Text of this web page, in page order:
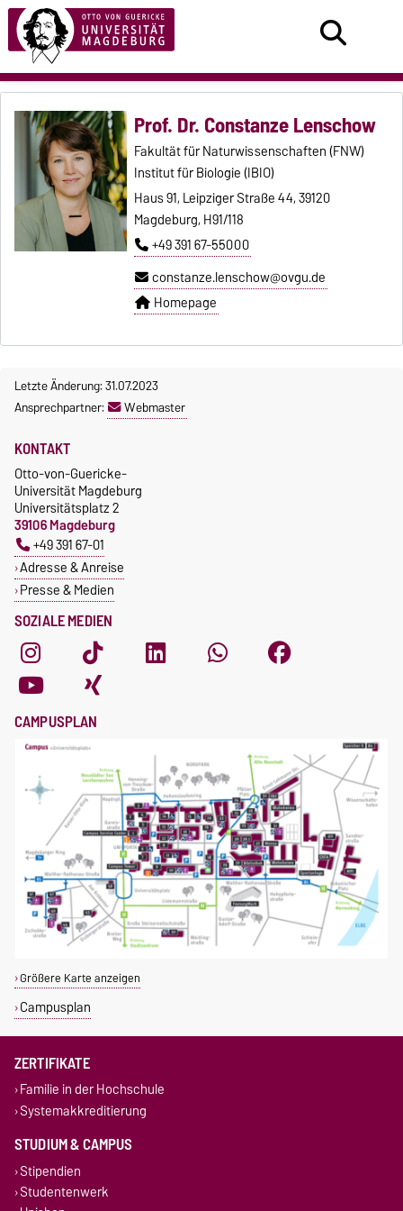
Prof. Dr. Constanze Lenschow
Fakultät für Naturwissenschaften (FNW)
Institut für Biologie (IBIO)
Haus 91, Leipziger Straße 44, 39120
Magdeburg, H91/118
+49 391 67-55000
constanze.lenschow@ovgu.de
Homepage
Letzte Änderung: 31.07.2023
Ansprechpartner:
Webmaster
SOZIALE MEDIEN
KONTAKT
Otto-von-Guericke-
Universität Magdeburg
Universitätsplatz 2
39106 Magdeburg
+49 391 67-01
Adresse & Anreise
Presse & Medien
CAMPUSPLAN
Größere Karte anzeigen
Campusplan
ZERTIFIKATE
Familie in der Hochschule
Systemakkreditierung
STUDIUM & CAMPUS
Stipendien
Studentenwerk